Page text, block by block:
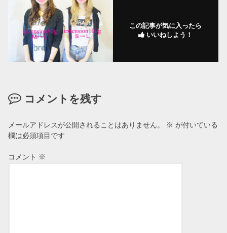
この記事が気に入ったら
いいねしよう！
コメントを残す
メールアドレスが公開されることはありません。 ※ が付いている
欄は必須項目です
コメント ※